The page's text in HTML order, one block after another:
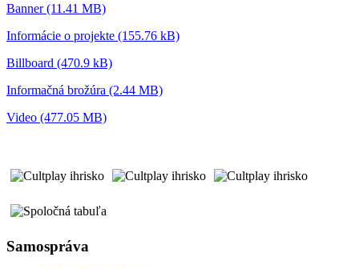
Banner (11.41 MB)
Informácie o projekte (155.76 kB)
Billboard (470.9 kB)
Informačná brožúra (2.44 MB)
Video (477.05 MB)
Samospráva